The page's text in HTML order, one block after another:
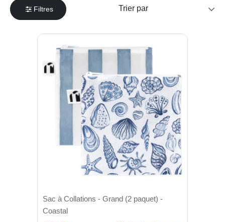
Filtres
Sac à Collations - Grand (2 paquet) -
Coastal